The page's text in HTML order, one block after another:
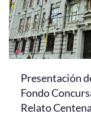
Presentación
Fondo
Relato